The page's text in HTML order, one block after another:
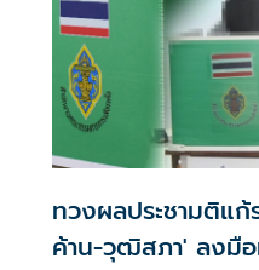
ทวงผลประชามติแ
ค้าน-วุฒิสภา' ลงมือ